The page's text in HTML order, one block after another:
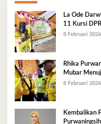
La Ode
11 Kursi
8 Februari 2026
Rhika
Mubar
8 Februari 2026
Kembalikan